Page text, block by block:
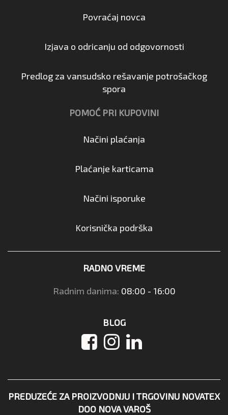
Povraćaj novca
Izjava o odricanju od odgovornosti
Predlog za vansudsko rešavanje potrošačkog
spora
POMOĆ PRI KUPOVINI
Načini plaćanja
Plaćanje karticama
Načini isporuke
Korisnička podrška
RADNO VREME
Radnim danima: 08:00 - 16:00
BLOG
PREDUZEĆE ZA PROIZVODNJU I TRGOVINU NOVATEX
DOO NOVA VAROŠ